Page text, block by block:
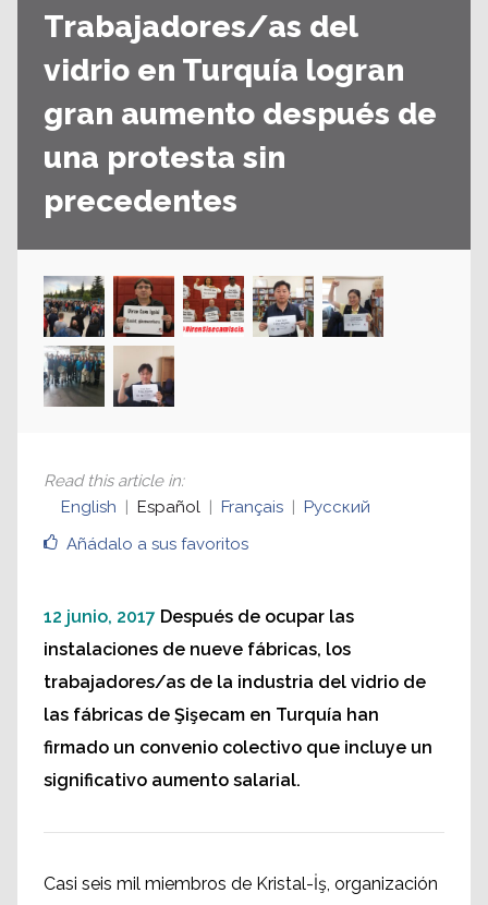
Trabajadores/as del
vidrio en Turquía logran
gran aumento después de
una protesta sin
precedentes
Añádalo a sus favoritos
Read this article in:
English
Español Français Русский
12 junio, 2017 Después de ocupar las
instalaciones de nueve fábricas, los
trabajadores/as de la industria del vidrio de
las fábricas de Şişecam en Turquía han
firmado un convenio colectivo que incluye un
significativo aumento salarial.
Casi seis mil miembros de Kristal-İş, organización